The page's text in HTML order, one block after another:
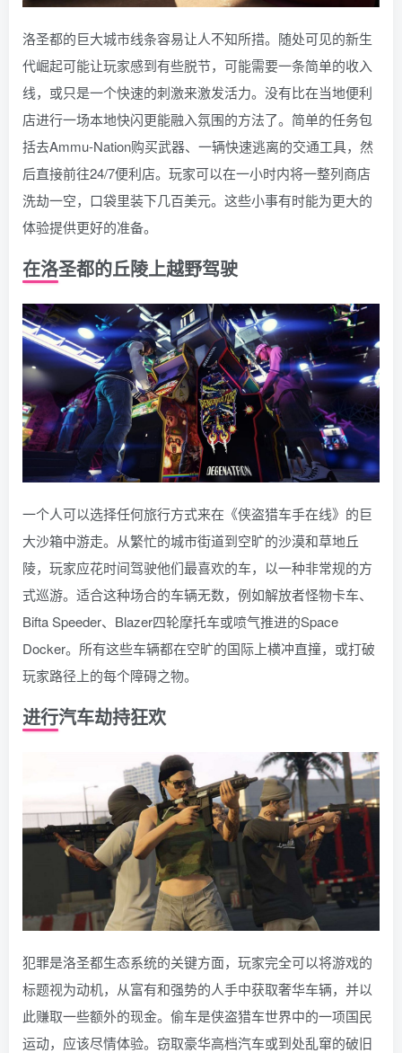
洛圣都的巨大城市线条容易让人不知所措。随处可见的新生
代崛起可能让玩家感到有些脱节，可能需要一条简单的收入
线，或只是一个快速的刺激来激发活力。没有比在当地便利
店进行一场本地快闪更能融入氛围的方法了。简单的任务包
括去Ammu-Nation购买武器、一辆快速逃离的交通工具，然
后直接前往24/7便利店。玩家可以在一小时内将一整列商店
洗劫一空，口袋里装下几百美元。这些小事有时能为更大的
体验提供更好的准备。
在洛圣都的丘陵上越野驾驶
一个人可以选择任何旅行方式来在《侠盗猎车手在线》的巨
大沙箱中游走。从繁忙的城市街道到空旷的沙漠和草地丘
陵，玩家应花时间驾驶他们最喜欢的车，以一种非常规的方
式巡游。适合这种场合的车辆无数，例如解放者怪物卡车、
Bifta Speeder、Blazer四轮摩托车或喷气推进的Space
Docker。所有这些车辆都在空旷的国际上横冲直撞，或打破
玩家路径上的每个障碍之物。
进行汽车劫持狂欢
犯罪是洛圣都生态系统的关键方面，玩家完全可以将游戏的
标题视为动机，从富有和强势的人手中获取奢华车辆，并以
此赚取一些额外的现金。偷车是侠盗猎车世界中的一项国民
运动，应该尽情体验。窃取豪华高档汽车或到处乱窜的破旧